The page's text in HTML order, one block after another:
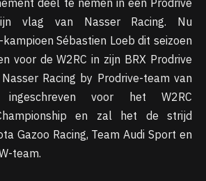
deel te nemen in een Prodrive
vlag van Nasser Racing. Nu
kampioen Sébastien Loeb dit seizoen
voor de W2RC in zijn BRX Prodrive
Racing by Prodrive-team van
voor het W2RC
en zal het de strijd
Gazoo Racing, Team Audi Sport en
team.